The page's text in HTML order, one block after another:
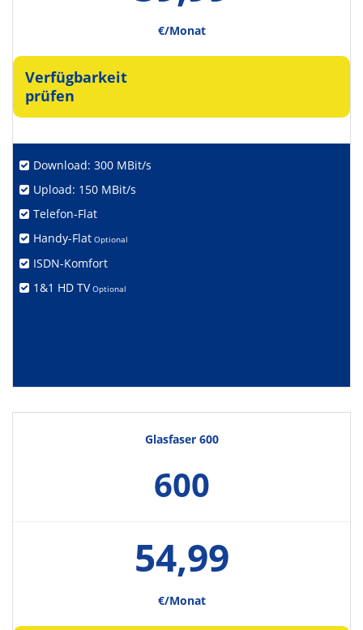
€/Monat
Verfügbarkeit
prüfen
Download: 300 MBit/s
Upload: 150 MBit/s
Telefon-Flat
Handy-Flat Optional
ISDN-Komfort
1&1 HD TV Optional
Glasfaser 600
600
54,99
€/Monat